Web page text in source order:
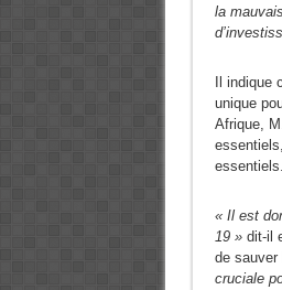
la
Il
unique
Afrique,
essentiels.
« Il est
19 »dit-il
de sauver
cruciale